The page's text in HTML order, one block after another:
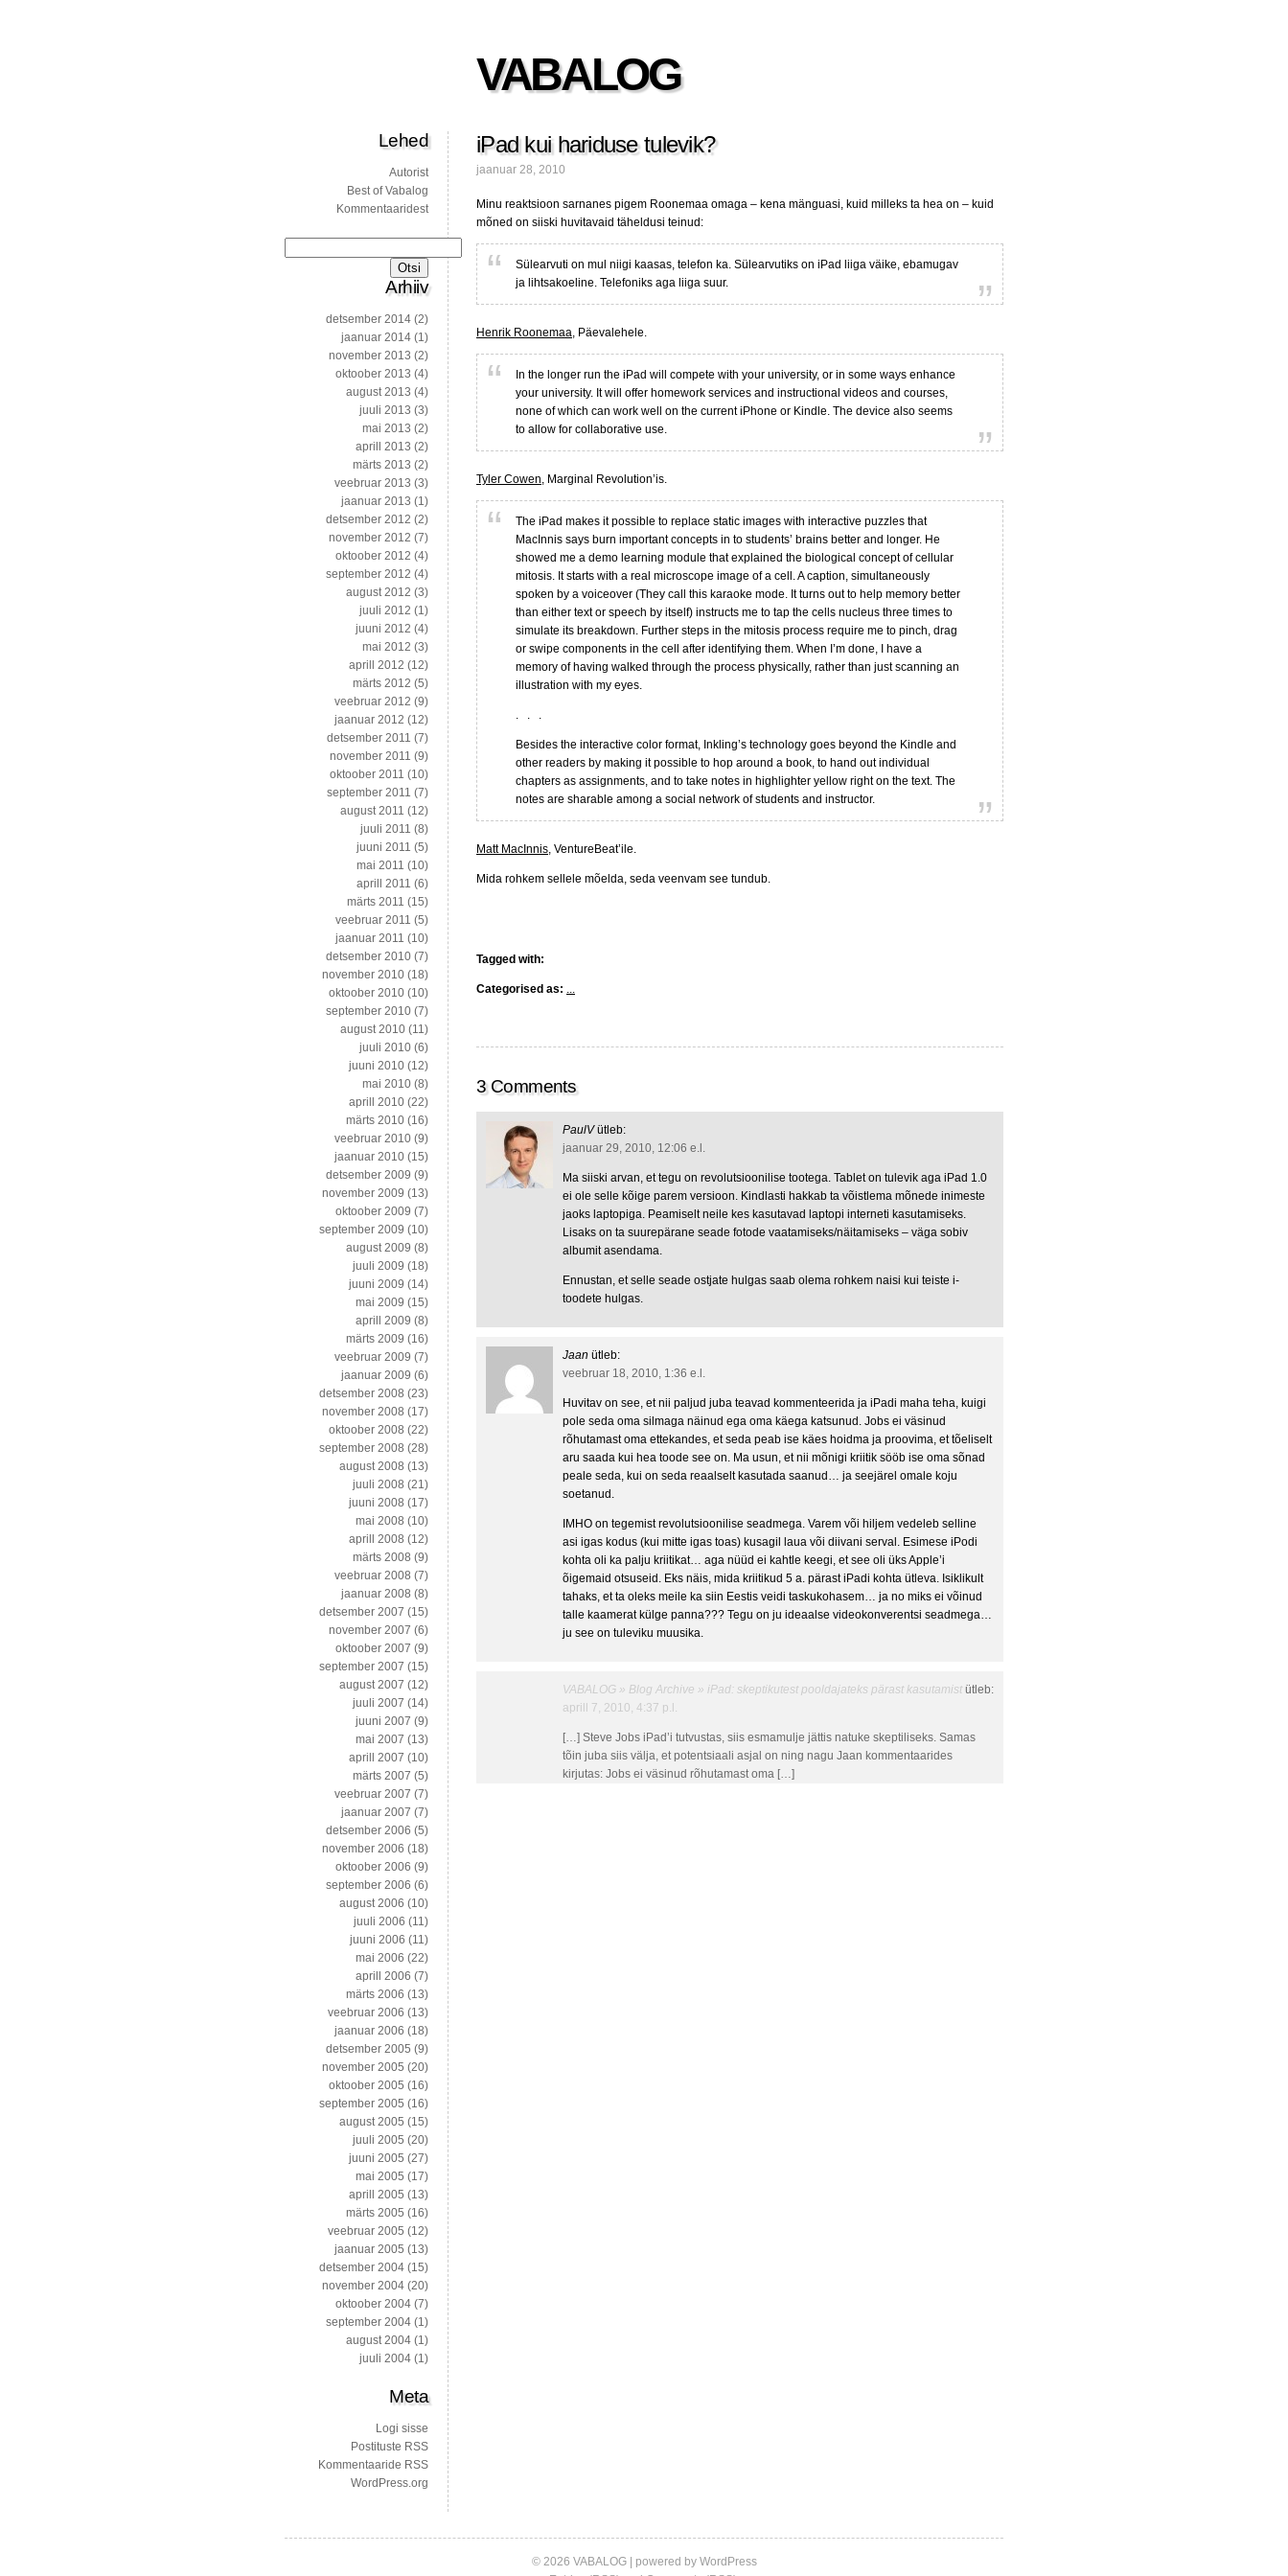
VABALOG
iPad kui hariduse tulevik?
jaanuar 28, 2010
Minu reaktsioon sarnanes pigem Roonemaa omaga – kena mänguasi, kuid milleks ta hea on – kuid
mõned on siiski huvitavaid täheldusi teinud:
Sülearvuti on mul niigi kaasas, telefon ka. Sülearvutiks on iPad liiga väike, ebamugav
ja lihtsakoeline. Telefoniks aga liiga suur.
Henrik Roonemaa, Päevalehele.
In the longer run the iPad will compete with your university, or in some ways enhance
your university. It will offer homework services and instructional videos and courses,
none of which can work well on the current iPhone or Kindle. The device also seems
to allow for collaborative use.
Tyler Cowen, Marginal Revolution’is.
The iPad makes it possible to replace static images with interactive puzzles that
MacInnis says burn important concepts in to students’ brains better and longer. He
showed me a demo learning module that explained the biological concept of cellular
mitosis. It starts with a real microscope image of a cell. A caption, simultaneously
spoken by a voiceover (They call this karaoke mode. It turns out to help memory better
than either text or speech by itself) instructs me to tap the cells nucleus three times to
simulate its breakdown. Further steps in the mitosis process require me to pinch, drag
or swipe components in the cell after identifying them. When I’m done, I have a
memory of having walked through the process physically, rather than just scanning an
illustration with my eyes.
. . .
Besides the interactive color format, Inkling’s technology goes beyond the Kindle and
other readers by making it possible to hop around a book, to hand out individual
chapters as assignments, and to take notes in highlighter yellow right on the text. The
notes are sharable among a social network of students and instructor.
Matt MacInnis, VentureBeat’ile.
Mida rohkem sellele mõelda, seda veenvam see tundub.
Tagged with:
Categorised as: ...
3 Comments
PaulV ütleb:
jaanuar 29, 2010, 12:06 e.l.
Ma siiski arvan, et tegu on revolutsioonilise tootega. Tablet on tulevik aga iPad 1.0
ei ole selle kõige parem versioon. Kindlasti hakkab ta võistlema mõnede inimeste
jaoks laptopiga. Peamiselt neile kes kasutavad laptopi interneti kasutamiseks.
Lisaks on ta suurepärane seade fotode vaatamiseks/näitamiseks – väga sobiv
albumit asendama.
Ennustan, et selle seade ostjate hulgas saab olema rohkem naisi kui teiste i-
toodete hulgas.
Jaan ütleb:
veebruar 18, 2010, 1:36 e.l.
Huvitav on see, et nii paljud juba teavad kommenteerida ja iPadi maha teha, kuigi
pole seda oma silmaga näinud ega oma käega katsunud. Jobs ei väsinud
rõhutamast oma ettekandes, et seda peab ise käes hoidma ja proovima, et tõeliselt
aru saada kui hea toode see on. Ma usun, et nii mõnigi kriitik sööb ise oma sõnad
peale seda, kui on seda reaalselt kasutada saanud… ja seejärel omale koju
soetanud.
IMHO on tegemist revolutsioonilise seadmega. Varem või hiljem vedeleb selline
asi igas kodus (kui mitte igas toas) kusagil laua või diivani serval. Esimese iPodi
kohta oli ka palju kriitikat… aga nüüd ei kahtle keegi, et see oli üks Apple’i
õigemaid otsuseid. Eks näis, mida kriitikud 5 a. pärast iPadi kohta ütleva. Isiklikult
tahaks, et ta oleks meile ka siin Eestis veidi taskukohasem… ja no miks ei võinud
talle kaamerat külge panna??? Tegu on ju ideaalse videokonverentsi seadmega…
ju see on tuleviku muusika.
VABALOG » Blog Archive » iPad: skeptikutest pooldajateks pärast kasutamist ütleb:
aprill 7, 2010, 4:37 p.l.
[…] Steve Jobs iPad’i tutvustas, siis esmamulje jättis natuke skeptiliseks. Samas
tõin juba siis välja, et potentsiaali asjal on ning nagu Jaan kommentaarides
kirjutas: Jobs ei väsinud rõhutamast oma […]
Lehed
Autorist
Best of Vabalog
Kommentaaridest
Arhiiv
detsember 2014 (2)
jaanuar 2014 (1)
november 2013 (2)
oktoober 2013 (4)
august 2013 (4)
juuli 2013 (3)
mai 2013 (2)
aprill 2013 (2)
märts 2013 (2)
veebruar 2013 (3)
jaanuar 2013 (1)
detsember 2012 (2)
november 2012 (7)
oktoober 2012 (4)
september 2012 (4)
august 2012 (3)
juuli 2012 (1)
juuni 2012 (4)
mai 2012 (3)
aprill 2012 (12)
märts 2012 (5)
veebruar 2012 (9)
jaanuar 2012 (12)
detsember 2011 (7)
november 2011 (9)
oktoober 2011 (10)
september 2011 (7)
august 2011 (12)
juuli 2011 (8)
juuni 2011 (5)
mai 2011 (10)
aprill 2011 (6)
märts 2011 (15)
veebruar 2011 (5)
jaanuar 2011 (10)
detsember 2010 (7)
november 2010 (18)
oktoober 2010 (10)
september 2010 (7)
august 2010 (11)
juuli 2010 (6)
juuni 2010 (12)
mai 2010 (8)
aprill 2010 (22)
märts 2010 (16)
veebruar 2010 (9)
jaanuar 2010 (15)
detsember 2009 (9)
november 2009 (13)
oktoober 2009 (7)
september 2009 (10)
august 2009 (8)
juuli 2009 (18)
juuni 2009 (14)
mai 2009 (15)
aprill 2009 (8)
märts 2009 (16)
veebruar 2009 (7)
jaanuar 2009 (6)
detsember 2008 (23)
november 2008 (17)
oktoober 2008 (22)
september 2008 (28)
august 2008 (13)
juuli 2008 (21)
juuni 2008 (17)
mai 2008 (10)
aprill 2008 (12)
märts 2008 (9)
veebruar 2008 (7)
jaanuar 2008 (8)
detsember 2007 (15)
november 2007 (6)
oktoober 2007 (9)
september 2007 (15)
august 2007 (12)
juuli 2007 (14)
juuni 2007 (9)
mai 2007 (13)
aprill 2007 (10)
märts 2007 (5)
veebruar 2007 (7)
jaanuar 2007 (7)
detsember 2006 (5)
november 2006 (18)
oktoober 2006 (9)
september 2006 (6)
august 2006 (10)
juuli 2006 (11)
juuni 2006 (11)
mai 2006 (22)
aprill 2006 (7)
märts 2006 (13)
veebruar 2006 (13)
jaanuar 2006 (18)
detsember 2005 (9)
november 2005 (20)
oktoober 2005 (16)
september 2005 (16)
august 2005 (15)
juuli 2005 (20)
juuni 2005 (27)
mai 2005 (17)
aprill 2005 (13)
märts 2005 (16)
veebruar 2005 (12)
jaanuar 2005 (13)
detsember 2004 (15)
november 2004 (20)
oktoober 2004 (7)
september 2004 (1)
august 2004 (1)
juuli 2004 (1)
Meta
Logi sisse
Postituste RSS
Kommentaaride RSS
WordPress.org
© 2026 VABALOG | powered by WordPress